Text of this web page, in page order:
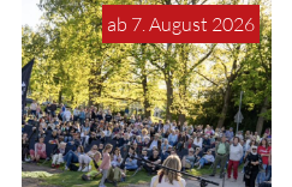
ab 7. August 2026